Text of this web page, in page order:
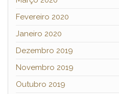
Fevereiro 2020
Janeiro 2020
Dezembro 2019
Novembro 2019
Outubro 2019